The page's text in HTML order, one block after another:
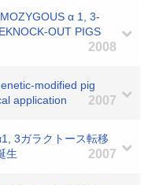
α 1, 3-
OUT PIGS
2008
modified pig
application
2007
3ガラクトース転移
生
2007